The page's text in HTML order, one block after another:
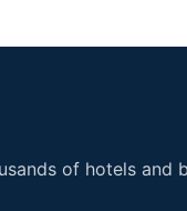
of hotels and